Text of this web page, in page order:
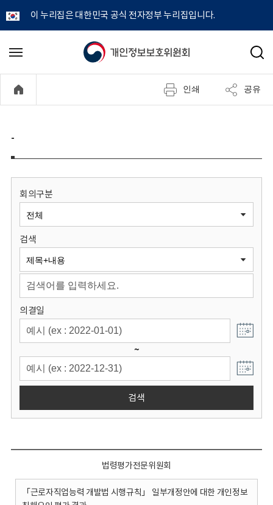
이 누리집은 대한민국 공식 전자정부 누리집입니다.
개
정
보
원
회
메
기
검
인쇄 공유
-
회의구분
검색
의결일
~
검색
법령평가전문위원회
「근로자직업능력 개발법 시행규칙」 일부개정안에 대한 개인정보